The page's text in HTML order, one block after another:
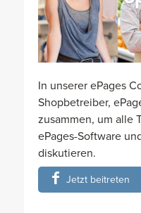
In unserer ePages
Shopbetreiber,
zusammen, um alle
ePages-Software
diskutieren.
Jetzt beitreten